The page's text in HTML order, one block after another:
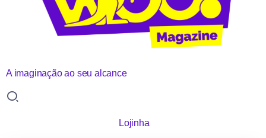
A imaginação ao seu alcance
Lojinha